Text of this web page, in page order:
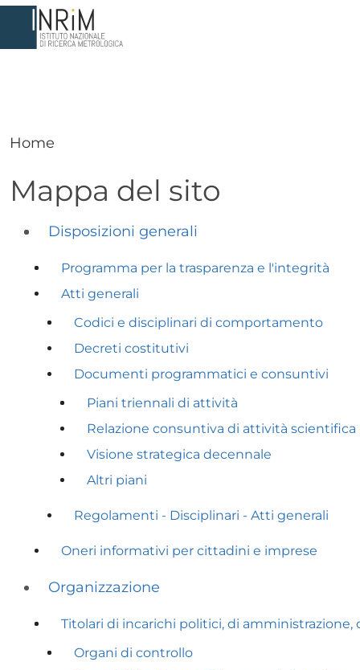
Salta al contenuto principale
Home
Mappa del sito
Naviga la sezione
Disposizioni generali
Programma per la trasparenza e l'integrità
Atti generali
Codici e disciplinari di comportamento
Decreti costitutivi
Documenti programmatici e consuntivi
Piani triennali di attività
Relazione consuntiva di attività scientifica
Visione strategica decennale
Altri piani
Regolamenti - Disciplinari - Atti generali
Oneri informativi per cittadini e imprese
Organizzazione
Titolari di incarichi politici, di amministrazione,
Organi di controllo